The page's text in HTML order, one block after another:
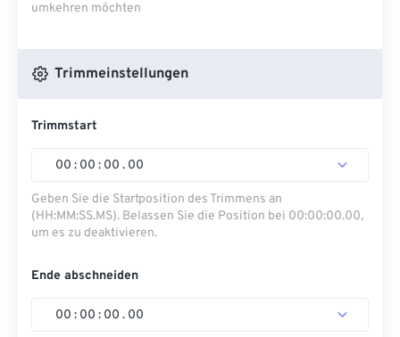
umkehren möchten
Trimmeinstellungen
Trimmstart
00 : 00 : 00 . 00
Geben Sie die Startposition des Trimmens an
(HH:MM:SS.MS). Belassen Sie die Position bei 00:00:00.00,
um es zu deaktivieren.
Ende abschneiden
00 : 00 : 00 . 00